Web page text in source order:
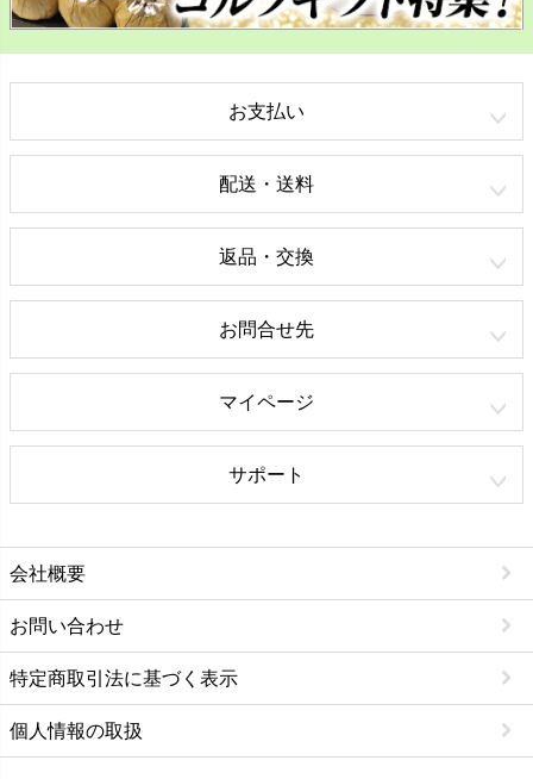
お支払い
配送・送料
返品・交換
お問合せ先
マイページ
サポート
会社概要
お問い合わせ
特定商取引法に基づく表示
個人情報の取扱